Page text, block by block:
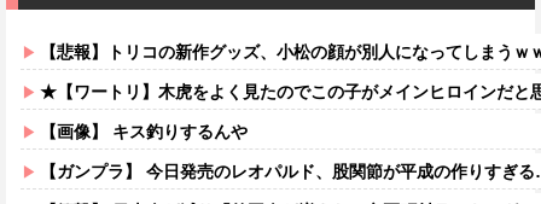
【悲報】トリコの新作グッズ、小松の顔が別人になってしまうｗ
★【ワートリ】木虎をよく見たのでこの子がメインヒロインだと思ってたら、
【画像】 キス釣りするんや
【ガンプラ】 今日発売のレオパルド、股関節が平成の作りすぎ